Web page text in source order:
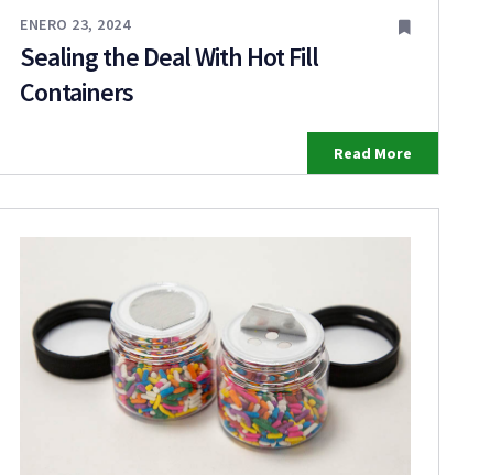
ENERO 23, 2024
Sealing the Deal With Hot Fill
Containers
Read More